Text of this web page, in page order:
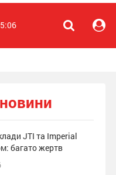
JTI та Imperial
багато жертв